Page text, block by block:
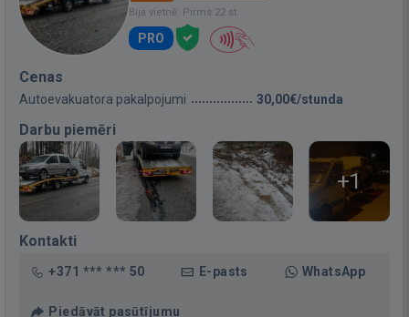
Bija vietnē: Pirms 22 st.
PRO
Cenas
Autoevakuatora pakalpojumi 30,00€/stunda
Darbu piemēri
+1
Kontakti
+371 *** *** 50 E-pasts WhatsApp
Piedāvāt pasūtījumu